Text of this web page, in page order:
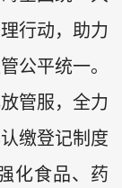
行动，助力
公平统一。
管服，全力
缴登记制度
化食品、药